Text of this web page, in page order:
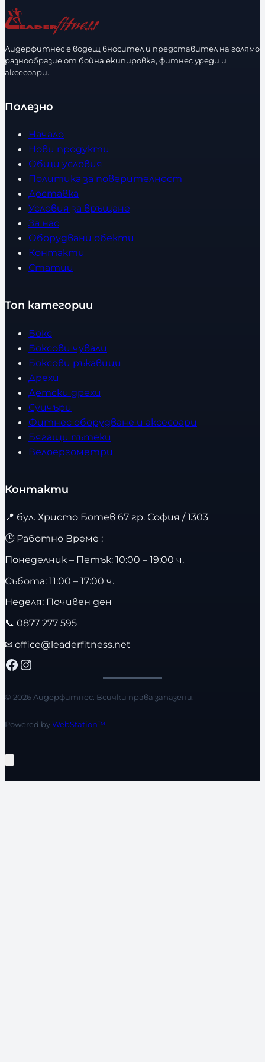
Лидерфитнес е водещ вносител и представител на голямо
разнообразие от бойна екипировка, фитнес уреди и
аксесоари.
Полезно
Начало
Нови продукти
Общи условия
Политика за поверителност
Доставка
Условия за връщане
За нас
Оборудвани обекти
Контакти
Статии
Топ категории
Бокс
Боксови чували
Боксови ръкавици
Дрехи
Детски дрехи
Суичъри
Фитнес оборудване и аксесоари
Бягащи пътеки
Велоергометри
Контакти
📍 бул. Христо Ботев 67 гр. София / 1303
🕒 Работно Време :
Понеделник – Петък: 10:00 – 19:00 ч.
Събота: 11:00 – 17:00 ч.
Неделя: Почивен ден
📞 0877 277 595
✉ office@leaderfitness.net
Facebook Instagram
© 2026 Лидерфитнес. Всички права запазени.
Powered byWebStation™